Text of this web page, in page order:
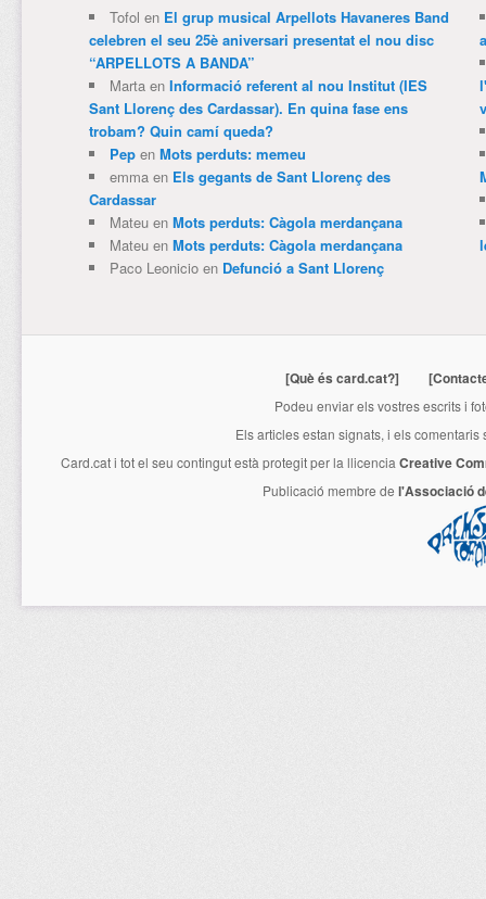
Tofol en El grup musical Arpellots Havaneres Band
celebren el seu 25è aniversari presentat el nou disc
“ARPELLOTS A BANDA”
Martaen Informació referent al nou Institut (IES
Sant Llorenç des Cardassar). En quina fase ens
trobam? Quin camí queda?
Pepen Mots perduts: memeu
emmaen Els gegants de Sant Llorenç des
Cardassar
Mateuen Mots perduts: Càgola merdançana
Mateuen Mots perduts: Càgola merdançana
Paco Leonicioen Defunció a Sant Llorenç
[Què és card.cat?]
Podeu enviar els vostres escrits i
Els articles estan signats, i els
Card.cati tot el seu contingut està protegit per la llicencia Creative
Publicació membre de l'Associació